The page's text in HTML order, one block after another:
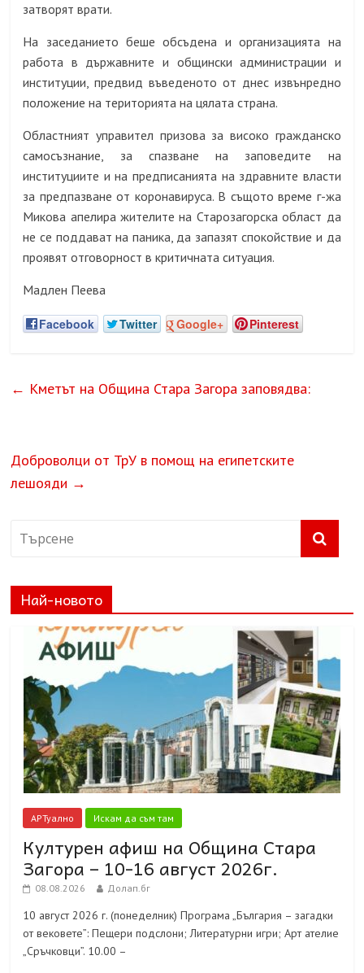
затворят врати.
На заседанието беше обсъдена и организацията на
работа в държавните и общински администрации и
институции, предвид въведеното от днес извънредно
положение на територията на цялата страна.
Областният управител призова за високо гражданско
самосъзнание, за спазване на заповедите на
институциите и на предписанията на здравните власти
за предпазване от коронавируса. В същото време г-жа
Микова апелира жителите на Старозагорска област да
не се поддават на паника, да запазят спокойствие и да
проявят отговорност в критичната ситуация.
Мадлен Пеева
Facebook Twitter Google+ Pinterest
← Кметът на Община Стара Загора заповядва:
Доброволци от ТрУ в помощ на египетските
лешояди →
Най-новото
АРТуално Искам да съм там
Културен афиш на Община Стара
Загора – 10-16 август 2026г.
08.08.2026 Долап.бг
10 август 2026 г. (понеделник) Програма „България – загадки
от вековете”: Пещери подслони; Литературни игри; Арт ателие
„Сръчковци”. 10.00 –